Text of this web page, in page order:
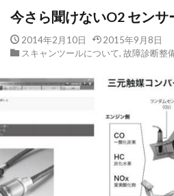
今さら聞けないO2 センサ
2014年2月10日
2015年9月8日
スキャンツールについて, 故障診断整